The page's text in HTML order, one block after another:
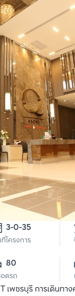
โครงการ
80
ดรถ
เพชรบุรี การเดินท